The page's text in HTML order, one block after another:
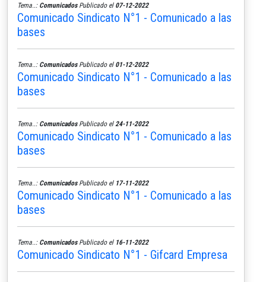
Tema..: ComunicadosPublicado el 07-12-2022
Comunicado Sindicato N°1 - Comunicado a las
bases
Tema..: ComunicadosPublicado el 01-12-2022
Comunicado Sindicato N°1 - Comunicado a las
bases
Tema..: ComunicadosPublicado el 24-11-2022
Comunicado Sindicato N°1 - Comunicado a las
bases
Tema..: ComunicadosPublicado el 17-11-2022
Comunicado Sindicato N°1 - Comunicado a las
bases
Tema..: ComunicadosPublicado el 16-11-2022
Comunicado Sindicato N°1 - Gifcard Empresa